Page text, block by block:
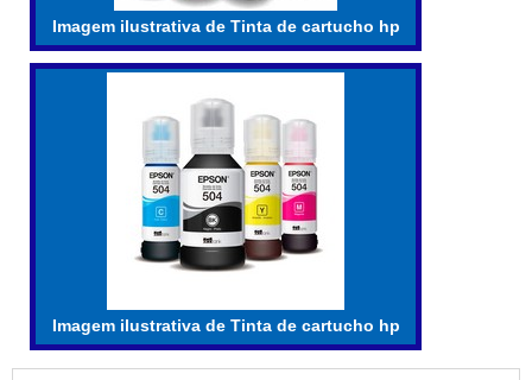
Imagem ilustrativa de Tinta de cartucho hp
Imagem ilustrativa de Tinta de cartucho hp